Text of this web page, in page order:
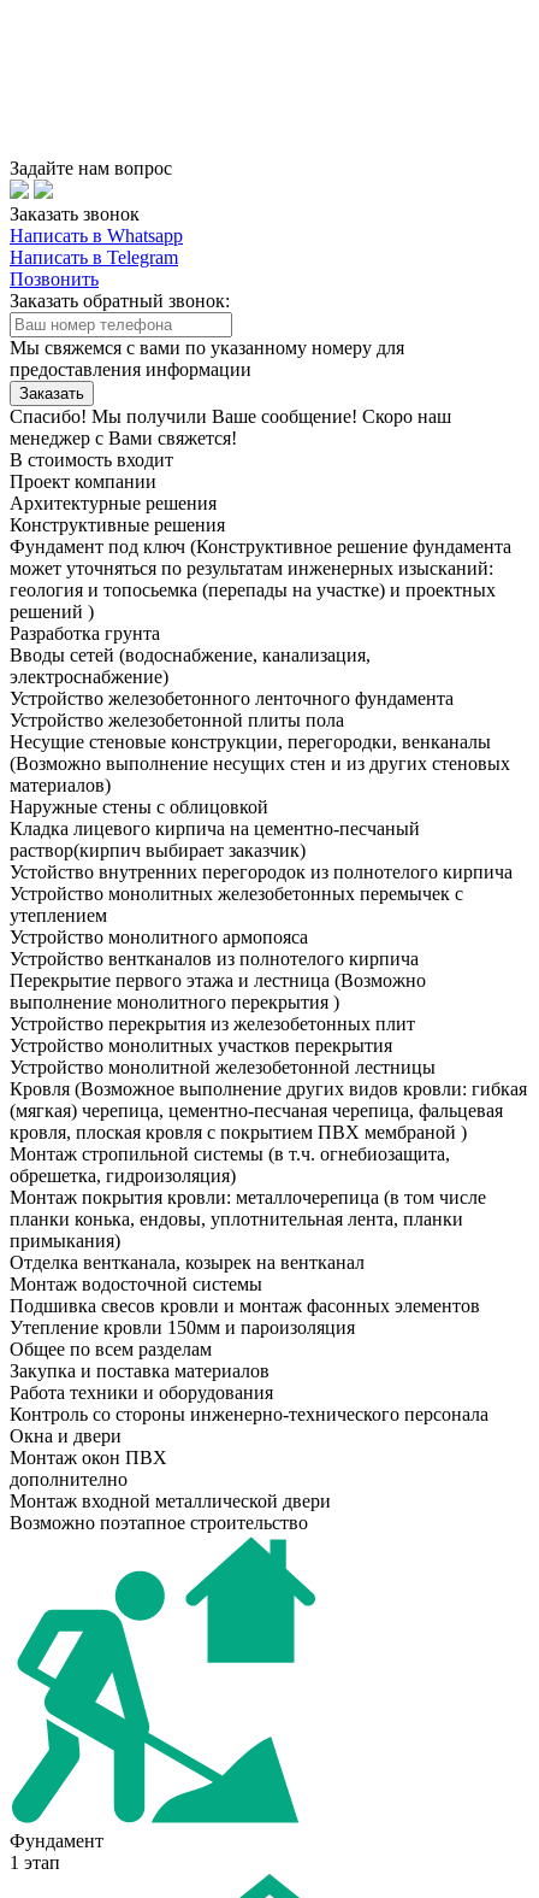
Задайте нам вопрос
Заказать звонок
Написать в Whatsapp
Написать в Telegram
Позвонить
Заказать обратный звонок:
Мы свяжемся с вами по указанному номеру для
предоставления информации
Заказать
Спасибо! Мы получили Ваше сообщение! Скоро наш
менеджер с Вами свяжется!
В стоимость входит
Проект компании
Архитектурные решения
Конструктивные решения
Фундамент под ключ (Конструктивное решение фундамента
может уточняться по результатам инженерных изысканий:
геология и топосьемка (перепады на участке) и проектных
решений )
Разработка грунта
Вводы сетей (водоснабжение, канализация,
электроснабжение)
Устройство железобетонного ленточного фундамента
Устройство железобетонной плиты пола
Несущие стеновые конструкции, перегородки, венканалы
(Возможно выполнение несущих стен и из других стеновых
материалов)
Наружные стены с облицовкой
Кладка лицевого кирпича на цементно-песчаный
раствор(кирпич выбирает заказчик)
Устойство внутренних перегородок из полнотелого кирпича
Устройство монолитных железобетонных перемычек с
утеплением
Устройство монолитного армопояса
Устройство вентканалов из полнотелого кирпича
Перекрытие первого этажа и лестница (Возможно
выполнение монолитного перекрытия )
Устройство перекрытия из железобетонных плит
Устройство монолитных участков перекрытия
Устройство монолитной железобетонной лестницы
Кровля (Возможное выполнение других видов кровли: гибкая
(мягкая) черепица, цементно-песчаная черепица, фальцевая
кровля, плоская кровля с покрытием ПВХ мембраной )
Монтаж стропильной системы (в т.ч. огнебиозащита,
обрешетка, гидроизоляция)
Монтаж покрытия кровли: металлочерепица (в том числе
планки конька, ендовы, уплотнительная лента, планки
примыкания)
Отделка вентканала, козырек на вентканал
Монтаж водосточной системы
Подшивка свесов кровли и монтаж фасонных элементов
Утепление кровли 150мм и пароизоляция
Общее по всем разделам
Закупка и поставка материалов
Работа техники и оборудования
Контроль со стороны инженерно-технического персонала
Окна и двери
Монтаж окон ПВХ
дополнително
Монтаж входной металлической двери
Возможно поэтапное строительство
Фундамент
1 этап